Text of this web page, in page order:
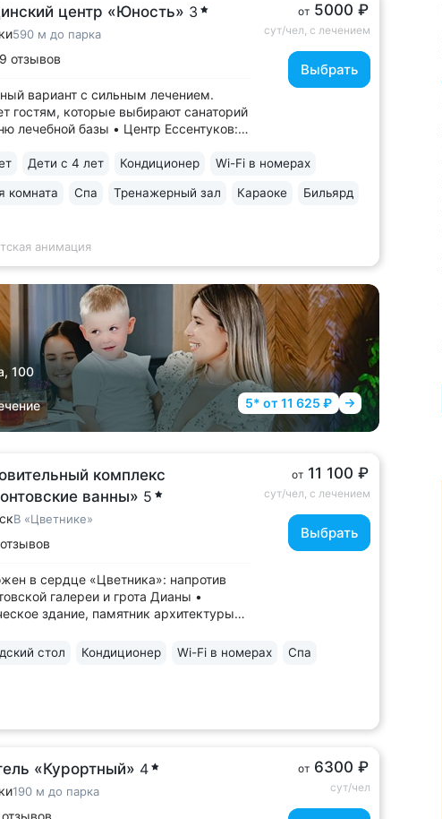
центр «Юность» 3
590 м до парка
отзывов
вариант с сильным лечением.
гостям, которые выбирают санаторий
лечебной базы • Центр Ессентуков:
зала им. Шаляпина, галереи
в реабилитации и санаторно-
от 5000 ₽
сут/чел, с лечением
Выбрать
Дети с 4 лет Кондиционер Wi-Fi в номерах
комната Спа Тренажерный зал Караоке Бильярд
анимация
100
5* от 11 625 ₽
комплекс
ванны» 5
В «Цветнике»
в сердце «Цветника»: напротив
галереи и грота Дианы •
здание, памятник архитектуры
Пятигорска •
ванн принимал процедуры поэт М.Ю.
от 11 100 ₽
сут/чел, с лечением
Выбрать
стол Кондиционер Wi-Fi в номерах Спа
«Курортный» 4
190 м до парка
от 6300 ₽
сут/чел